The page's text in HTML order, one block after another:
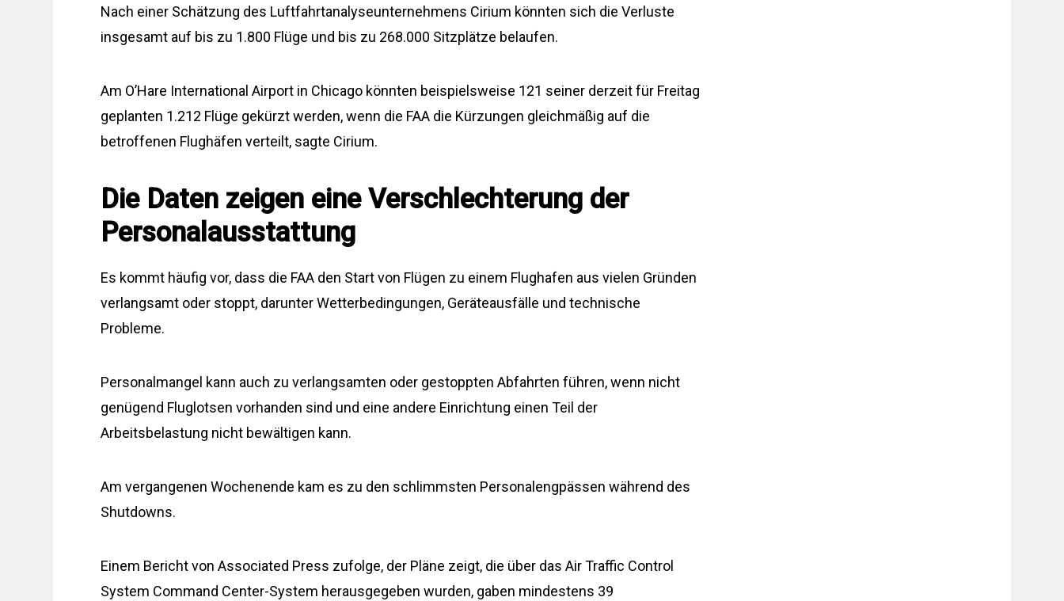
Nach einer Schätzung des Luftfahrtanalyseunternehmens Cirium könnten sich die Verluste
insgesamt auf bis zu 1.800 Flüge und bis zu 268.000 Sitzplätze belaufen.
Am O’Hare International Airport in Chicago könnten beispielsweise 121 seiner derzeit für Freitag
geplanten 1.212 Flüge gekürzt werden, wenn die FAA die Kürzungen gleichmäßig auf die
betroffenen Flughäfen verteilt, sagte Cirium.
Die Daten zeigen eine Verschlechterung der
Personalausstattung
Es kommt häufig vor, dass die FAA den Start von Flügen zu einem Flughafen aus vielen Gründen
verlangsamt oder stoppt, darunter Wetterbedingungen, Geräteausfälle und technische
Probleme.
Personalmangel kann auch zu verlangsamten oder gestoppten Abfahrten führen, wenn nicht
genügend Fluglotsen vorhanden sind und eine andere Einrichtung einen Teil der
Arbeitsbelastung nicht bewältigen kann.
Am vergangenen Wochenende kam es zu den schlimmsten Personalengpässen während des
Shutdowns.
Einem Bericht von Associated Press zufolge, der Pläne zeigt, die über das Air Traffic Control
System Command Center-System herausgegeben wurden, gaben mindestens 39